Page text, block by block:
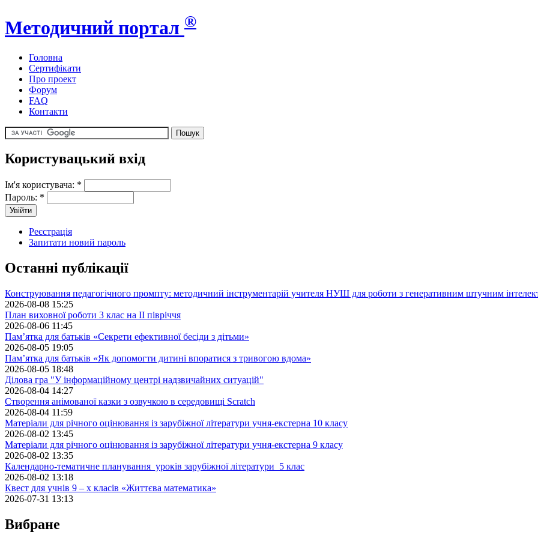
Методичний портал ®
Головна
Сертифікати
Про проект
Форум
FAQ
Контакти
Користувацький вхід
Ім'я користувача: *
Пароль: *
Реєстрація
Запитати новий пароль
Останні публікації
Конструювання педагогічного промпту: методичний інструментарій учителя НУШ для роботи з генеративним штучним
2026-08-08 15:25
План виховної роботи 3 клас на II півріччя
2026-08-06 11:45
Пам’ятка для батьків «Секрети ефективної бесіди з дітьми»
2026-08-05 19:05
Пам’ятка для батьків «Як допомогти дитині впоратися з тривогою вдома»
2026-08-05 18:48
Ділова гра "У інформаційному центрі надзвичайних ситуацій"
2026-08-04 14:27
Створення анімованої казки з озвучкою в середовищі Scratch
2026-08-04 11:59
Матеріали для річного оцінювання із зарубіжної літератури учня-екстерна 10 класу
2026-08-02 13:45
Матеріали для річного оцінювання із зарубіжної літератури учня-екстерна 9 класу
2026-08-02 13:35
Календарно-тематичне планування уроків зарубіжної літератури 5 клас
2026-08-02 13:18
Квест для учнів 9 – х класів «Життєва математика»
2026-07-31 13:13
Вибране